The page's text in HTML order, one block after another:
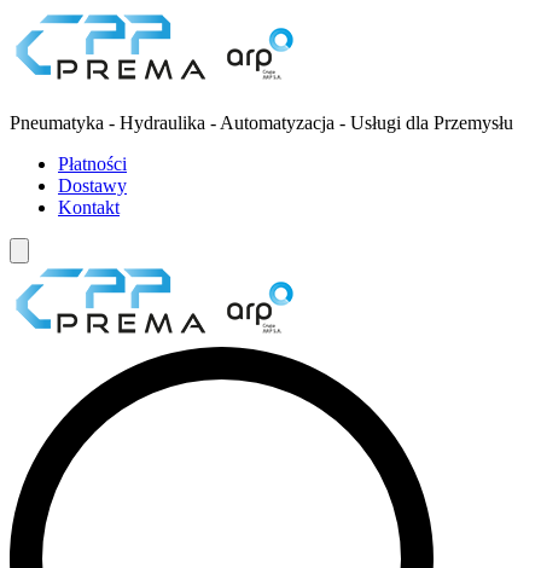
Pneumatyka - Hydraulika - Automatyzacja - Usługi dla Przemysłu
Płatności
Dostawy
Kontakt